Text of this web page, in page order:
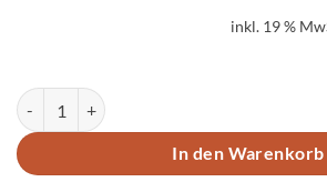
inkl. 19 %
Postkarte Pettersson und Findus
In den Warenkorb